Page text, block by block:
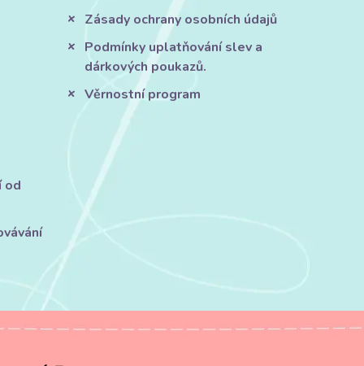
od
Zásady ochrany osobních údajů
Podmínky uplatňování slev a
dárkových poukazů.
Věrnostní program